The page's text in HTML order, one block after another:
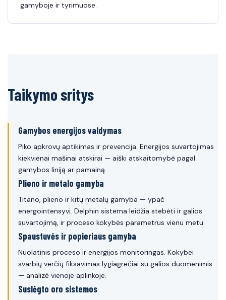
gamyboje ir tyrimuose.
Taikymo sritys
Gamybos energijos valdymas
Piko apkrovų aptikimas ir prevencija. Energijos suvartojimas
kiekvienai mašinai atskirai — aiški atskaitomybė pagal
gamybos liniją ar pamainą.
Plieno ir metalo gamyba
Titano, plieno ir kitų metalų gamyba — ypač
energointensyvi. Delphin sistema leidžia stebėti ir galios
suvartojimą, ir proceso kokybės parametrus vienu metu.
Spaustuvės ir popieriaus gamyba
Nuolatinis proceso ir energijos monitoringas. Kokybei
svarbių verčių fiksavimas lygiagrečiai su galios duomenimis
— analizė vienoje aplinkoje.
Suslėgto oro sistemos